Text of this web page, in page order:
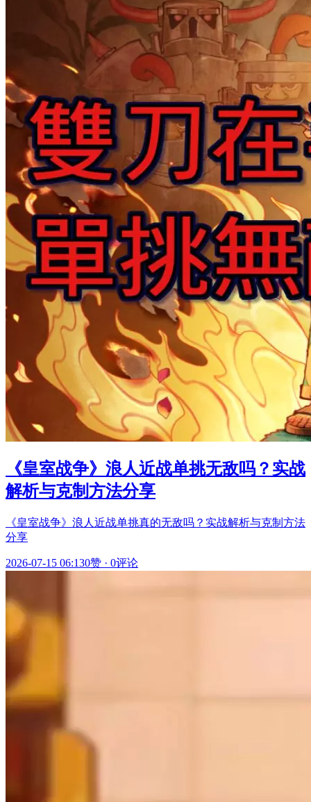
《皇室战争》浪人近战单挑无敌吗？实战
解析与克制方法分享
《皇室战争》浪人近战单挑真的无敌吗？实战解析与克制方法
分享
2026-07-15 06:130赞 · 0评论